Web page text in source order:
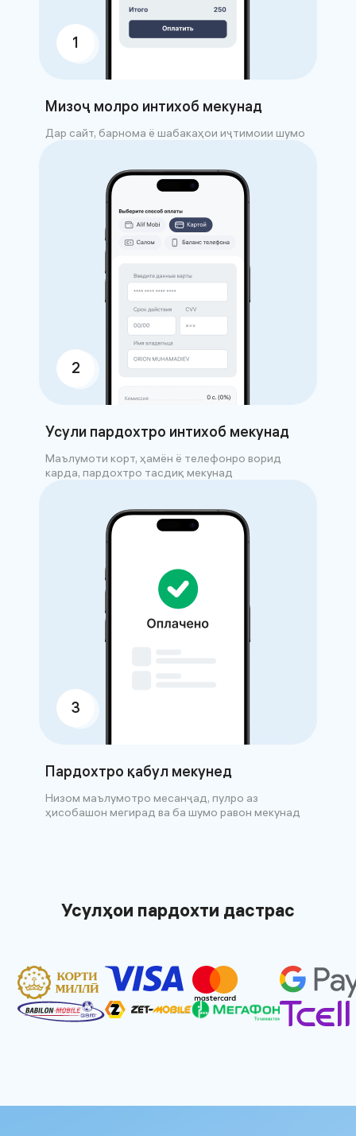
1
Мизоҷ молро интихоб мекунад
Дар сайт, барнома ё шабакаҳои иҷтимоии шумо
2
Усули пардохтро интихоб мекунад
Маълумоти корт, ҳамён ё телефонро ворид
карда, пардохтро тасдиқ мекунад
3
Пардохтро қабул мекунед
Низом маълумотро месанҷад, пулро аз
ҳисобашон мегирад ва ба шумо равон мекунад
Усулҳои пардохти дастрас